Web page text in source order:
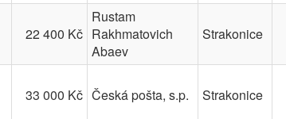
22 400 Kč
Rustam
Rakhmatovich
Abaev
Strakonice
33 000 Kč Česká pošta, s.p. Strakonice